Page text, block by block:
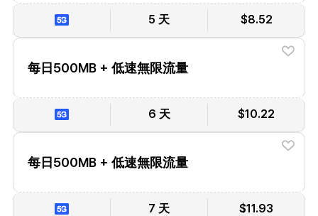
5 天 $8.52
每日500MB + 低速無限流量
6 天 $10.22
每日500MB + 低速無限流量
7 天 $11.93